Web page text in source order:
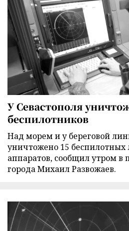
У Севастополя
беспилотников
Над морем и у береговой
уничтожено 15 беспилотных
аппаратов, сообщил утром в
города Михаил Развожаев.